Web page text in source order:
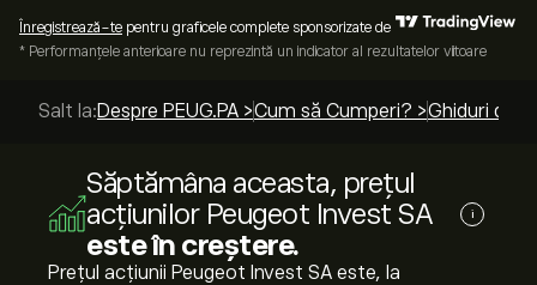
Înregistrează-te pentru graficele complete sponsorizate de
* Performanțele anterioare nu reprezintă un indicator al rezultatelor viitoare
Salt la:Despre PEUG.PA >Cum să Cumperi? >Ghiduri de
Săptămâna aceasta, prețul
acțiunilor Peugeot Invest SA
este în creștere.
i
Prețul acțiunii Peugeot Invest SA este, la